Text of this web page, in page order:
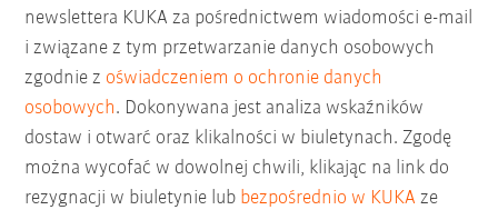
newslettera KUKA za pośrednictwem wiadomości e-mail
i związane z tym przetwarzanie danych osobowych
zgodnie z oświadczeniem o ochronie danych
osobowych. Dokonywana jest analiza wskaźników
dostaw i otwarć oraz klikalności w biuletynach. Zgodę
można wycofać w dowolnej chwili, klikając na link do
rezygnacji w biuletynie lub bezpośrednio w KUKA ze